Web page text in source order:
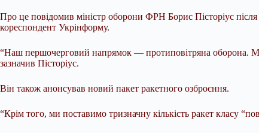
Про це повідомив міністр оборони ФРН Борис Пісторіус
кореспондент Укрінформу.
“Наш першочерговий напрямок — протиповітряна оборона.
зазначив Пісторіус.
Він також анонсував новий пакет ракетного озброєння.
“Крім того, ми поставимо тризначну кількість ракет класу